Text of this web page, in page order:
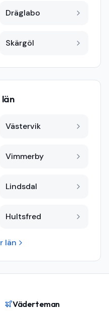
Dräglabo
Skärgöl
Västervik
Vimmerby
Lindsdal
Hultsfred
län
Väderteman